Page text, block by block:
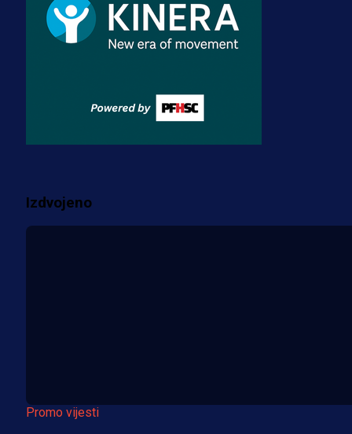
3 sedmica 4 dan
Premijer liga BiH
za pranje novca, pretresaju
prostorije FK Borac!
Izdvojeno
Promo vijesti